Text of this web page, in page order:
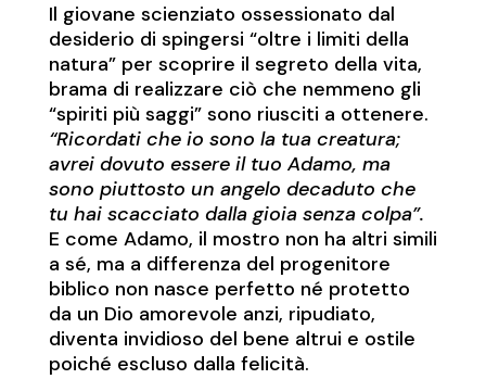
Il giovane scienziato ossessionato dal
desiderio di spingersi “oltre i limiti della
natura” per scoprire il segreto della vita,
brama di realizzare ciò che nemmeno gli
“spiriti più saggi” sono riusciti a ottenere.
“Ricordati che io sono la tua creatura;
avrei dovuto essere il tuo Adamo, ma
sono piuttosto un angelo decaduto che
tu hai scacciato dalla gioia senza colpa”.
E come Adamo, il mostro non ha altri simili
a sé, ma a differenza del progenitore
biblico non nasce perfetto né protetto
da un Dio amorevole anzi, ripudiato,
diventa invidioso del bene altrui e ostile
poiché escluso dalla felicità.